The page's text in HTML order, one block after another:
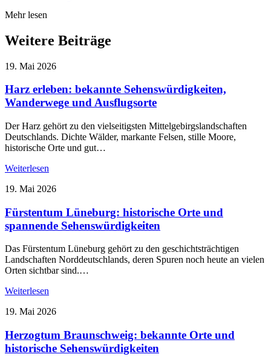
Mehr lesen
Weitere Beiträge
19. Mai 2026
Harz erleben: bekannte Sehenswürdigkeiten,
Wanderwege und Ausflugsorte
Der Harz gehört zu den vielseitigsten Mittelgebirgslandschaften
Deutschlands. Dichte Wälder, markante Felsen, stille Moore,
historische Orte und gut…
Weiterlesen
19. Mai 2026
Fürstentum Lüneburg: historische Orte und
spannende Sehenswürdigkeiten
Das Fürstentum Lüneburg gehört zu den geschichtsträchtigen
Landschaften Norddeutschlands, deren Spuren noch heute an vielen
Orten sichtbar sind.…
Weiterlesen
19. Mai 2026
Herzogtum Braunschweig: bekannte Orte und
historische Sehenswürdigkeiten